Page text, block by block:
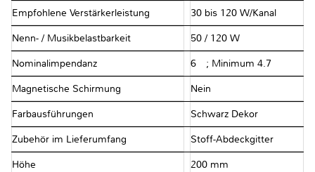
Empfohlene Verstärkerleistung 30 bis 120 W/Kanal
Nenn- / Musikbelastbarkeit 50 / 120 W
Nominalimpendanz 6 Ω; Minimum 4.7 Ω
Magnetische Schirmung Nein
Farbausführungen Schwarz Dekor
Zubehör im Lieferumfang Stoff-Abdeckgitter
Höhe 200 mm